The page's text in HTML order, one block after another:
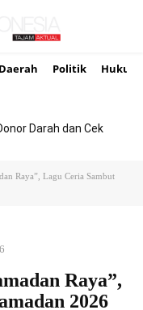
Daerah Politik Hukum
Darah dan Cek
Raya”, Lagu Ceria Sambut
Raya”,
2026